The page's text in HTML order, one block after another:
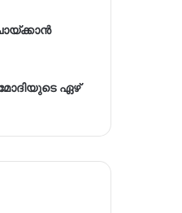
ഏഴ്